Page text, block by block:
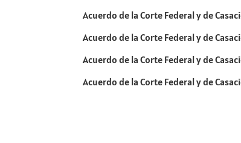
Acuerdo de la Corte Federal y de
Acuerdo de la Corte Federal y de
Acuerdo de la Corte Federal y de
Acuerdo de la Corte Federal y de